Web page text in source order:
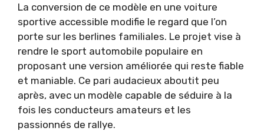
La conversion de ce modèle en une voiture
sportive accessible modifie le regard que l’on
porte sur les berlines familiales. Le projet vise à
rendre le sport automobile populaire en
proposant une version améliorée qui reste fiable
et maniable. Ce pari audacieux aboutit peu
après, avec un modèle capable de séduire à la
fois les conducteurs amateurs et les
passionnés de rallye.